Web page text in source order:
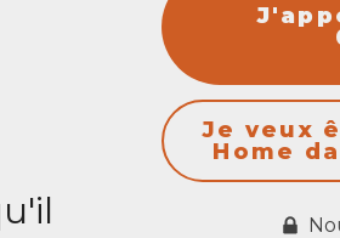
Je veux
Home